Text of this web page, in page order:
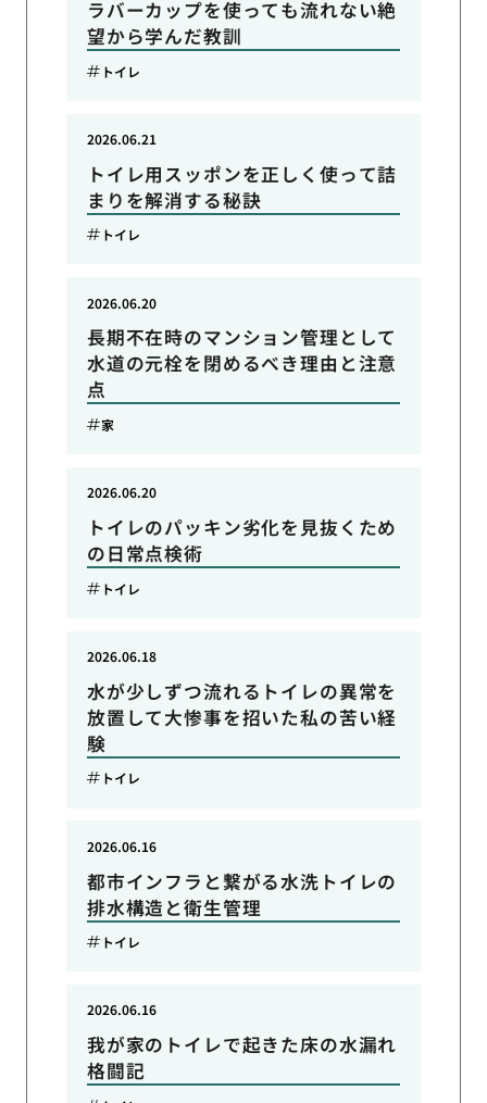
ラバーカップを使っても流れない絶
望から学んだ教訓
トイレ
トイレ用スッポンを正しく使って詰
まりを解消する秘訣
2026.06.21
トイレ
長期不在時のマンション管理として
水道の元栓を閉めるべき理由と注意
点
2026.06.20
家
トイレのパッキン劣化を見抜くため
の日常点検術
2026.06.20
トイレ
水が少しずつ流れるトイレの異常を
放置して大惨事を招いた私の苦い経
験
2026.06.18
トイレ
都市インフラと繋がる水洗トイレの
排水構造と衛生管理
2026.06.16
トイレ
我が家のトイレで起きた床の水漏れ
格闘記
2026.06.16